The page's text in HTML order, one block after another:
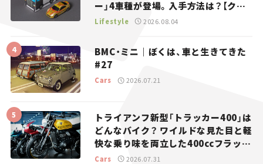
ー」4車種が登場。入手方法は？【クル
マとホビー】
Lifestyle 2026.08.04
BMC・ミニ｜ぼくは、車と生きてきた
#27
Cars 2026.07.21
トライアンフ新型「トラッカー400」は
どんなバイク？ ワイルドな見た目と軽
快な乗り味を両立した400ccフラット
トラッカー【試乗レビュー】
Cars 2026.07.31